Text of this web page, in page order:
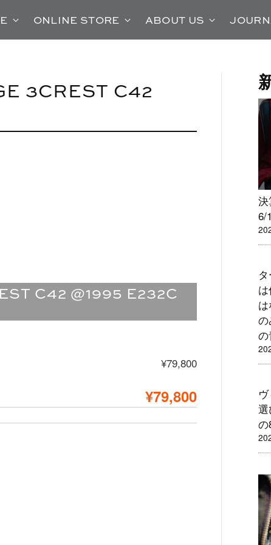
ONLINE STORE ABOUT US
3CREST C42
C42 @1995 E232C
¥79,800
¥79,800
6/
の
の